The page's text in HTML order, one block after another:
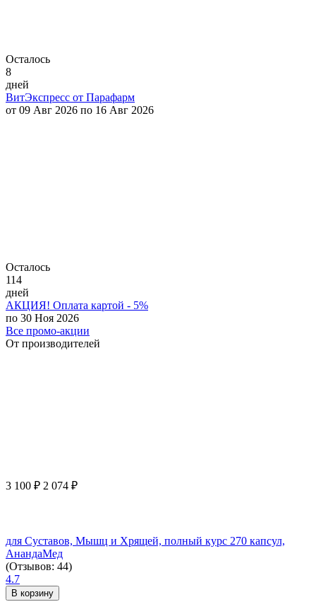
Осталось
8
дней
ВитЭкспресс от Парафарм
от 09 Авг 2026 по 16 Авг 2026
Осталось
114
дней
АКЦИЯ! Оплата картой - 5%
по 30 Ноя 2026
Все промо-акции
От производителей
3 100 ₽ 2 074 ₽
для Суставов, Мышц и Хрящей, полный курс 270 капсул,
АнандаМед
(Отзывов: 44)
4.7
В корзину